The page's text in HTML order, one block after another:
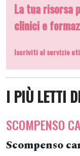
La tua risorsa
clinici e
Iscriviti al servizio
I PIÙ LETTI
SCOMPENSO
Scompenso